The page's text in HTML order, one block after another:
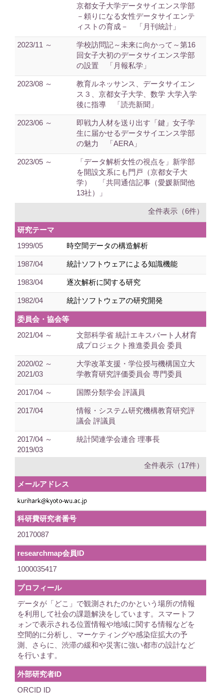
京都女子大学データサイエンス学部
－頼りになる女性データサイエンテ
ィストの育成－ 「月刊統計」
2023/11 ～
学校訪問記～未来に向かって～第16
回女子大初のデータサイエンス学部
の設置 「月報私学」
2023/08 ～
教育ルネッサンス、データサイエン
ス３、京都女子大学、数学 大学入学
後に指導 「読売新聞」
2023/06 ～
即戦力人材を送り出す「鍵」女子学
生に届かせるデータサイエンス学部
の魅力 「AERA」
2023/05 ～
「データ解析女性の視点を」新学部
を開設文系にも門戸（京都女子大
学） 「共同通信記事（愛媛新聞他
13社）」
全件表示（6件）
研究テーマ
1999/05
時空間データの構造解析
1987/04 統計ソフトウェアによる知識機能
1983/04 逐次解析に関する研究
1982/04 統計ソフトウェアの研究開発
委員会・協会等
2021/04 ～
文部科学省 統計エキスパート人材育
成プロジェクト推進委員会 委員
2020/02 ～
2021/03
大学改革支援・学位授与機構国立大
学教育研究評価委員会 専門委員
2017/04 ～ 国際分類学会 評議員
2017/04
情報・システム研究機構教育研究評
議会 評議員
2017/04 ～
2019/03
統計関連学会連合 理事長
全件表示（17件）
メールアドレス
科研費研究者番号
20170087
researchmap会員ID
1000035417
プロフィール
データが「どこ」で観測されたのかという場所の情報
を利用して社会の課題解決をしています。スマートフ
ォンで表示される位置情報や地域に関する情報などを
空間的に分析し、マーケティングや感染症拡大の予
測、さらに、渋滞の緩和や災害に強い都市の設計など
を行います。
外部研究者ID
ORCID ID